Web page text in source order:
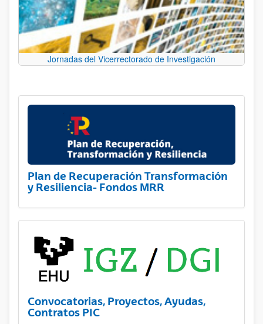
Jornadas del Vicerrectorado de Investigación
Plan de Recuperación Transformación
y Resiliencia- Fondos MRR
Convocatorias, Proyectos, Ayudas,
Contratos PIC